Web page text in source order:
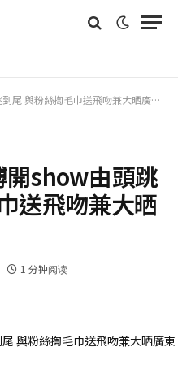
與粉絲揈毛巾送飛吻兼大晒廣東話
開show由頭跳
送飛吻兼大晒
1 分钟阅读